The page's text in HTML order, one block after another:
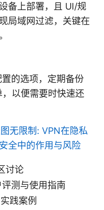
备上部署，且 UI/规
局域网过滤，关键在
的选项，定期备份
以便需要时快速还
无限制: VPN在隐私
全中的作用与风险
讨论
测与使用指南
践案例